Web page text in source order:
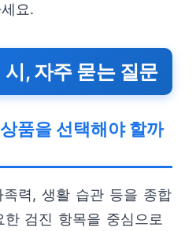
요.
, 자주 묻는 질문
품을 선택해야 할까
력, 생활 습관 등을 종합
검진 항목을 중심으로